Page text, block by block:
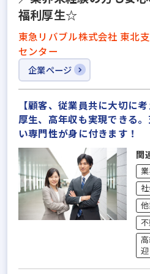
福利厚生☆
東急リバブル株式会社 東北
センター
企業ページ
【顧客、従業員共に大切に
厚生、高年収も実現できる
い専門性が身に付きます！
関
迎